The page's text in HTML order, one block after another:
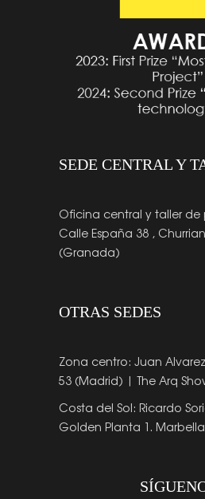
SEDE CENTRAL Y
Oficina central y taller
Calle España 38 ,
(Granada)
OTRAS SEDES
Zona centro: Juan
53 (Madrid) | The Arq
Costa del Sol: Ricardo
Golden Planta 1. Marbella